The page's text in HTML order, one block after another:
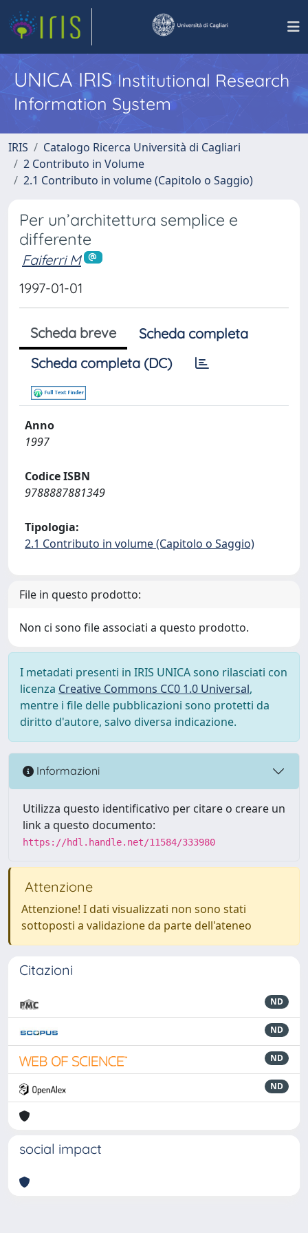
UNICA IRISInstitutional Research
Information System
IRIS
Catalogo Ricerca Università di Cagliari
2 Contributo in Volume
2.1 Contributo in volume (Capitolo o Saggio)
Per un’architettura semplice e
differente
Faiferri M
1997-01-01
Scheda breve
Scheda completa
Scheda completa (DC)
Anno
1997
Codice ISBN
9788887881349
Tipologia:
2.1 Contributo in volume (Capitolo o Saggio)
File in questo prodotto:
Non ci sono file associati a questo prodotto.
I metadati presenti in IRIS UNICA sono rilasciati con
licenza Creative Commons CC0 1.0 Universal,
mentre i file delle pubblicazioni sono protetti da
diritto d'autore, salvo diversa indicazione.
Informazioni
Utilizza questo identificativo per citare o creare un
link a questo documento:
https://hdl.handle.net/11584/333980
Attenzione
Attenzione! I dati visualizzati non sono stati
sottoposti a validazione da parte dell'ateneo
Citazioni
ND
ND
ND
ND
social impact